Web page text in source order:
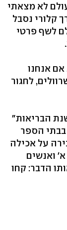
לא מצאתי
קלורי נסבל
לשף פרטי
אנחנו
לחגור
הבריאות"
בבתי הספר
על אכילה
ואנשים
הדבר: קחו